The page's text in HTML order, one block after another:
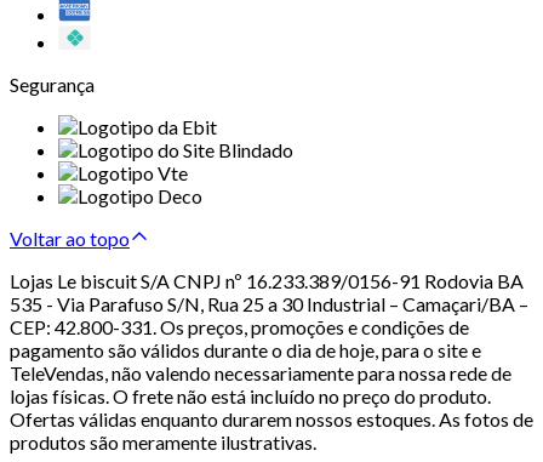
Segurança
Voltar ao topo
Lojas Le biscuit S/A CNPJ nº 16.233.389/0156-91 Rodovia BA
535 - Via Parafuso S/N, Rua 25 a 30 Industrial – Camaçari/BA –
CEP: 42.800-331. Os preços, promoções e condições de
pagamento são válidos durante o dia de hoje, para o site e
TeleVendas, não valendo necessariamente para nossa rede de
lojas físicas. O frete não está incluído no preço do produto.
Ofertas válidas enquanto durarem nossos estoques. As fotos de
produtos são meramente ilustrativas.